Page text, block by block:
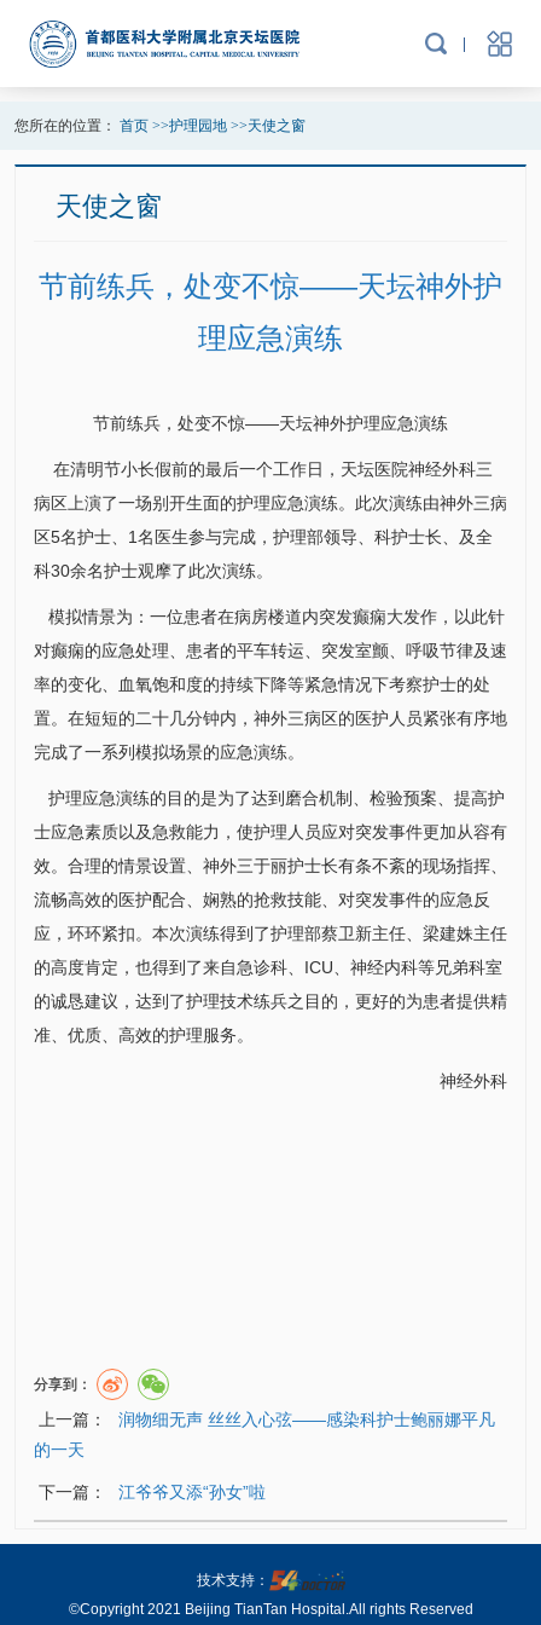
您所在的位置： 首页>>护理园地>>天使之窗
天使之窗
节前练兵，处变不惊——天坛神外护
理应急演练
节前练兵，处变不惊——天坛神外护理应急演练
在清明节小长假前的最后一个工作日，天坛医院神经外科三
病区上演了一场别开生面的护理应急演练。此次演练由神外三病
区5名护士、1名医生参与完成， 护理部领导、科护士长、及全
科30余名护士观摩了此次演练。
模拟情景为：一位患者在病房楼道内突发癫痫大发作，以此针
对癫痫的应急处理、患者的平车转运、突发室颤、呼吸节律及速
率的变化、血氧饱和度的持续下降等紧急情况下考察护士的处
置。在短短的二十几分钟内，神外三病区的医护人员紧张有序地
完成了一系列模拟场景的应急演练。
护理应急演练的目的是为了达到磨合机制、检验预案、提高护
士应急素质以及急救能力，使护理人员应对突发事件更加从容有
效。合理的情景设置、神外三于丽护士长有条不紊的现场指挥、
流畅高效的医护配合、娴熟的抢救技能、对突发事件的应急反
应，环环紧扣。本次演练得到了护理部蔡卫新主任、 梁建姝主任
的高度肯定，也得到了来自急诊科、ICU、神经内科等兄弟科室
的诚恳建议，达到了护理技术练兵之目的，更好的为患者提供精
准、优质、高效的护理服务。
神经外科
分享到：
上一篇：
润物细无声 丝丝入心弦——感染科护士鲍丽娜平凡
的一天
下一篇： 江爷爷又添“孙女”啦
技术支持：
©Copyright 2021 Beijing TianTan Hospital.All rights Reserved